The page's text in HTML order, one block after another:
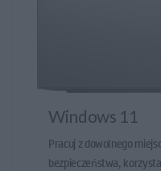
Windows 11
Pracuj z dowolnego
bezpieczeństwa,